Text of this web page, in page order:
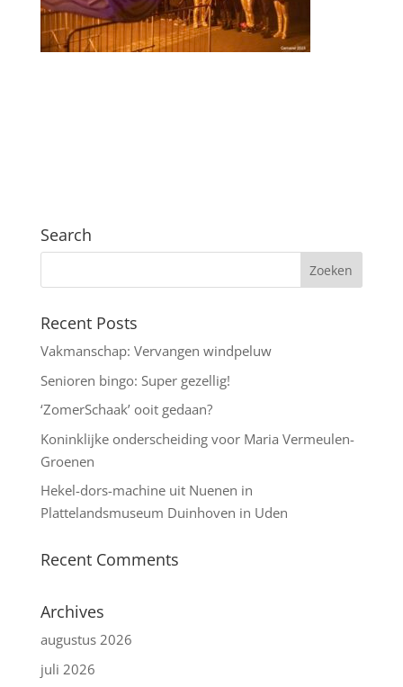
Search
Recent Posts
Vakmanschap: Vervangen windpeluw
Senioren bingo: Super gezellig!
‘ZomerSchaak’ ooit gedaan?
Koninklijke onderscheiding voor Maria Vermeulen-
Groenen
Hekel-dors-machine uit Nuenen in
Plattelandsmuseum Duinhoven in Uden
Recent Comments
Archives
augustus 2026
juli 2026